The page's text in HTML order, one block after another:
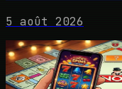
5 août 2026